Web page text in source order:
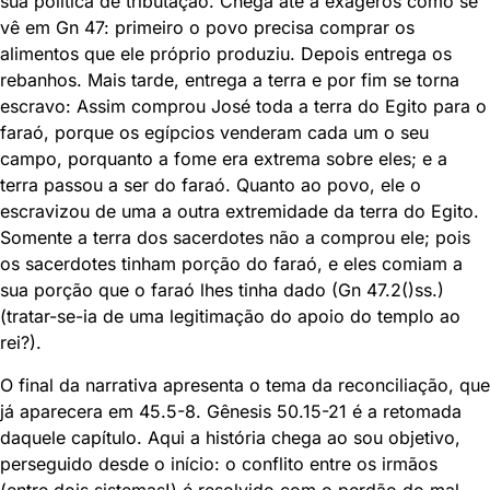
vê em Gn 47: primeiro o povo precisa comprar os
alimentos que ele próprio produziu. Depois entrega os
rebanhos. Mais tarde, entrega a terra e por fim se torna
escravo: Assim comprou José toda a terra do Egito para o
faraó, porque os egípcios venderam cada um o seu
campo, porquanto a fome era extrema sobre eles; e a
terra passou a ser do faraó. Quanto ao povo, ele o
escravizou de uma a outra extremidade da terra do Egito.
Somente a terra dos sacerdotes não a comprou ele; pois
os sacerdotes tinham porção do faraó, e eles comiam a
sua porção que o faraó lhes tinha dado (Gn 47.2()ss.)
(tratar-se-ia de uma legitimação do apoio do templo ao
rei?).
O final da narrativa apresenta o tema da reconciliação, que
já aparecera em 45.5-8. Gênesis 50.15-21 é a retomada
daquele capítulo. Aqui a história chega ao sou objetivo,
perseguido desde o início: o conflito entre os irmãos